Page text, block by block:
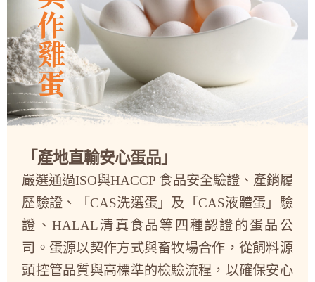
「產地直輸安心蛋品」
嚴選通過ISO與HACCP 食品安全驗證、產銷履
歷驗證、「CAS洗選蛋」及「CAS液體蛋」驗
證、HALAL清真食品等四種認證的蛋品公
司。蛋源以契作方式與畜牧場合作，從飼料源
頭控管品質與高標準的檢驗流程，以確保安心